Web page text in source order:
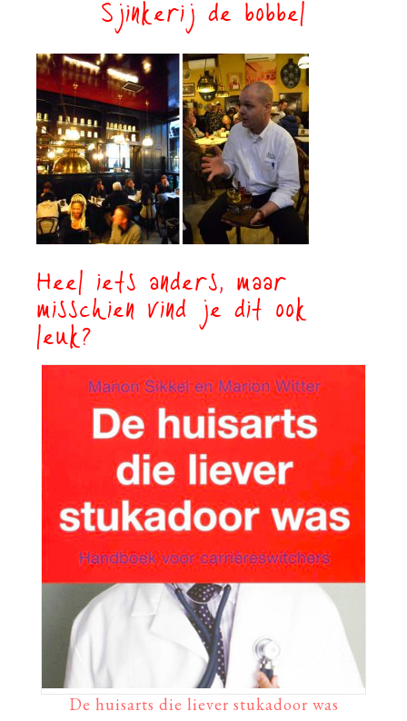
Sjinkerij de bobbel
Heel iets anders, maar
misschien vind je dit ook
leuk?
De huisarts die liever stukadoor was